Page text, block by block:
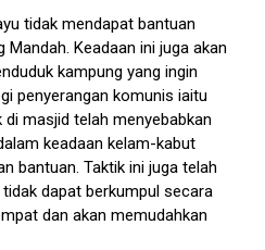
tidak mendapat bantuan
Keadaan ini juga akan
kampung yang ingin
penyerangan komunis iaitu
masjid telah menyebabkan
keadaan kelam-kabut
bantuan. Taktik ini juga telah
dapat berkumpul secara
dan akan memudahkan